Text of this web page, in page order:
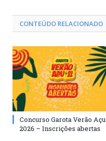
CONTEÚDO RELACIONADO
Concurso Garota Verão Açu
2026 – Inscrições abertas